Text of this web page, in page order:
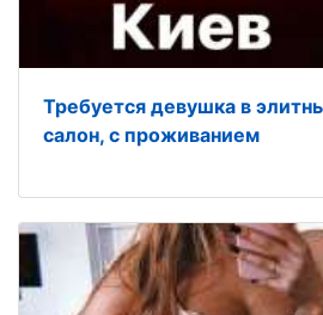
Требуется девушка в
салон, с проживанием